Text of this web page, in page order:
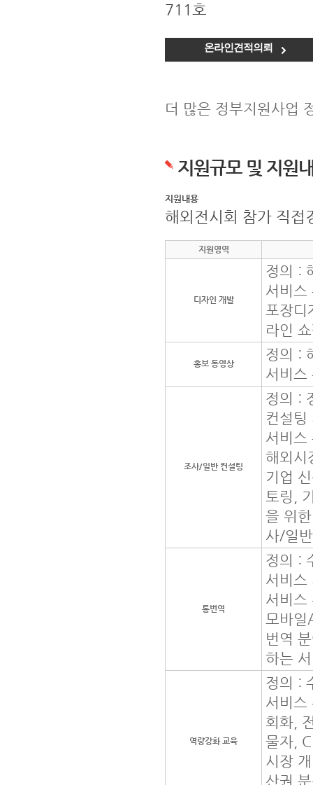
711호
온라인견적의뢰
더 많은 정부지원사업
지원규모 및 지원
지원내용
해외전시회 참가 직접
지원영역
디자인 개발
정의 :
서비스
포장디
라인
홍보 동영상
정의 :
서비스
조사/일반 컨설팅
정의 :
컨설팅
서비스
해외시
기업
토링,
을 위
사/일
통번역
정의 :
서비스
서비스
모바일
번역
하는
역량강화 교육
정의 :
서비스
회화,
물자,
시장
산권